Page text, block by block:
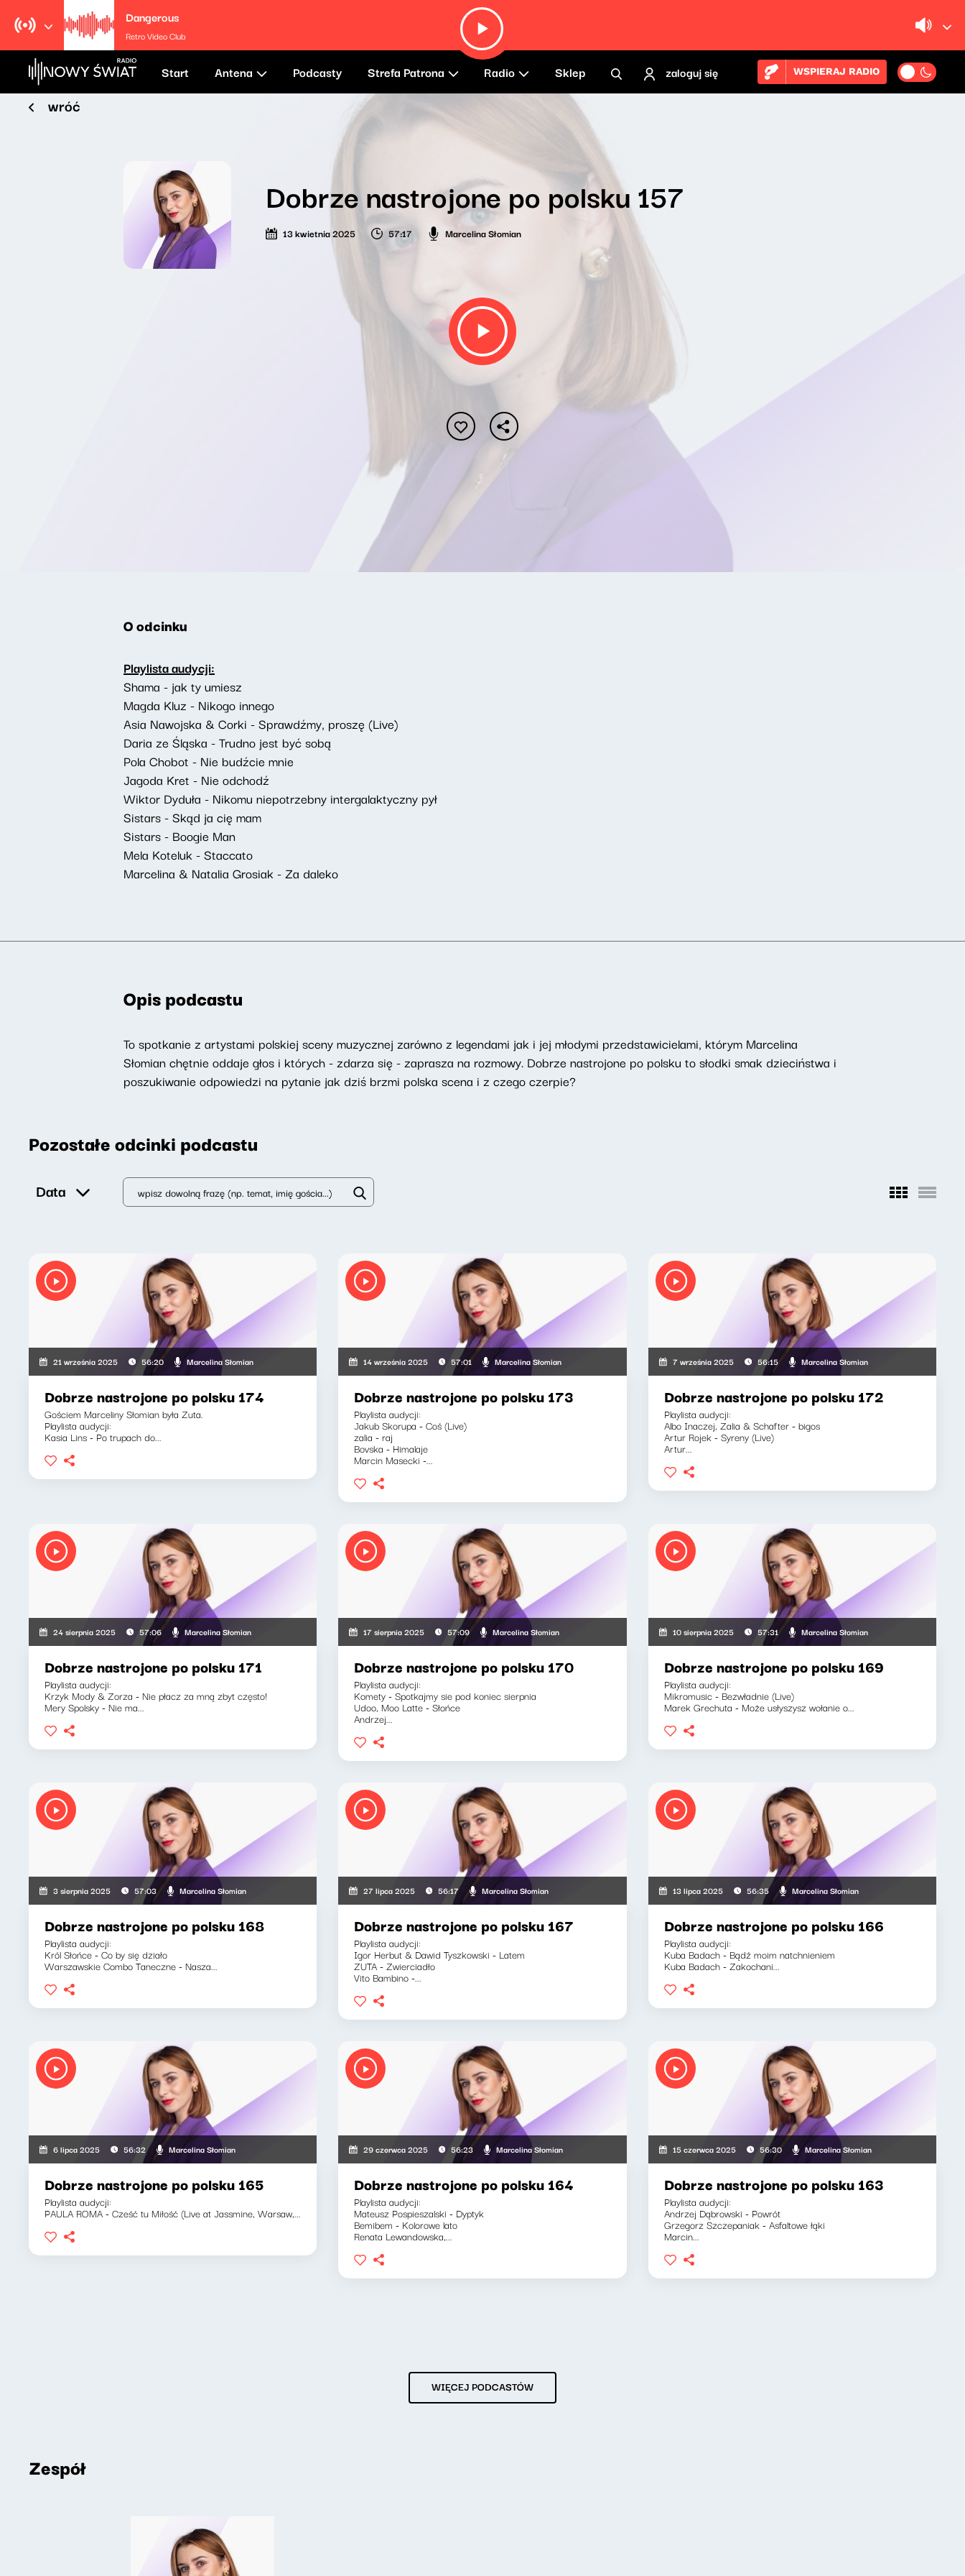
Dangerous
Retro Video Club
Start Antena Podcasty Strefa Patrona Radio Sklep zaloguj się WSPIERAJ RADIO
wróć
Dobrze nastrojone po polsku 157
13 kwietnia 2025 57:17 Marcelina Słomian
O odcinku
Playlista audycji:
Shama - jak ty umiesz
Magda Kluz - Nikogo innego
Asia Nawojska & Corki - Sprawdźmy, proszę (Live)
Daria ze Śląska - Trudno jest być sobą
Pola Chobot - Nie budźcie mnie
Jagoda Kret - Nie odchodź
Wiktor Dyduła - Nikomu niepotrzebny intergalaktyczny pył
Sistars - Skąd ja cię mam
Sistars - Boogie Man
Mela Koteluk - Staccato
Marcelina & Natalia Grosiak - Za daleko
Opis podcastu
To spotkanie z artystami polskiej sceny muzycznej zarówno z legendami jak i jej młodymi przedstawicielami, którym Marcelina
Słomian chętnie oddaje głos i których - zdarza się - zaprasza na rozmowy. Dobrze nastrojone po polsku to słodki smak dzieciństwa i
poszukiwanie odpowiedzi na pytanie jak dziś brzmi polska scena i z czego czerpie?
Pozostałe odcinki podcastu
Data
21 września 2025 56:20 Marcelina Słomian
Dobrze nastrojone po polsku 174
Gościem Marceliny Słomian była Zuta.
Playlista audycji:
Kasia Lins - Po trupach do...
14 września 2025 57:01 Marcelina Słomian
Dobrze nastrojone po polsku 173
Playlista audycji:
Jakub Skorupa - Coś (Live)
zalia - raj
Bovska - Himalaje
Marcin Masecki -...
7 września 2025 56:15 Marcelina Słomian
Dobrze nastrojone po polsku 172
Playlista audycji:
Albo Inaczej, Zalia & Schafter - bigos
Artur Rojek - Syreny (Live)
Artur...
24 sierpnia 2025 57:06 Marcelina Słomian
Dobrze nastrojone po polsku 171
Playlista audycji:
Krzyk Mody & Zorza - Nie płacz za mną zbyt często!
Mery Spolsky - Nie ma...
17 sierpnia 2025 57:09 Marcelina Słomian
Dobrze nastrojone po polsku 170
Playlista audycji:
Komety - Spotkajmy sie pod koniec sierpnia
Udoo, Moo Latte - Słońce
Andrzej...
10 sierpnia 2025 57:31 Marcelina Słomian
Dobrze nastrojone po polsku 169
Playlista audycji:
Mikromusic - Bezwładnie (Live)
Marek Grechuta - Może usłyszysz wołanie o...
3 sierpnia 2025 57:03 Marcelina Słomian
Dobrze nastrojone po polsku 168
Playlista audycji:
Król Słońce - Co by się działo
Warszawskie Combo Taneczne - Nasza...
27 lipca 2025 56:17 Marcelina Słomian
Dobrze nastrojone po polsku 167
Playlista audycji:
Igor Herbut & Dawid Tyszkowski - Latem
ZUTA - Zwierciadło
Vito Bambino -...
13 lipca 2025 56:35 Marcelina Słomian
Dobrze nastrojone po polsku 166
Playlista audycji:
Kuba Badach - Bądź moim natchnieniem
Kuba Badach - Zakochani...
6 lipca 2025 56:32 Marcelina Słomian
Dobrze nastrojone po polsku 165
Playlista audycji:
PAULA ROMA - Cześć tu Miłość (Live at Jassmine, Warsaw,...
29 czerwca 2025 56:23 Marcelina Słomian
Dobrze nastrojone po polsku 164
Playlista audycji:
Mateusz Pospieszalski - Dyptyk
Bemibem - Kolorowe lato
Renata Lewandowska,...
15 czerwca 2025 56:30 Marcelina Słomian
Dobrze nastrojone po polsku 163
Playlista audycji:
Andrzej Dąbrowski - Powrót
Grzegorz Szczepaniak - Asfaltowe łąki
Marcin...
WIĘCEJ PODCASTÓW
Zespół